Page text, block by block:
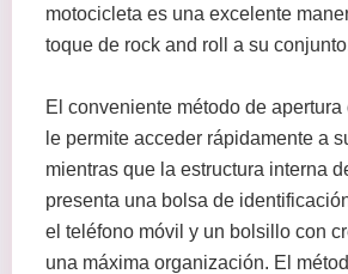
motocicleta es una excelente
toque de rock and roll a su
El conveniente método de
le permite acceder rápidamente a
mientras que la estructura interna
presenta una bolsa de
el teléfono móvil y un bolsillo con
una máxima organización. El